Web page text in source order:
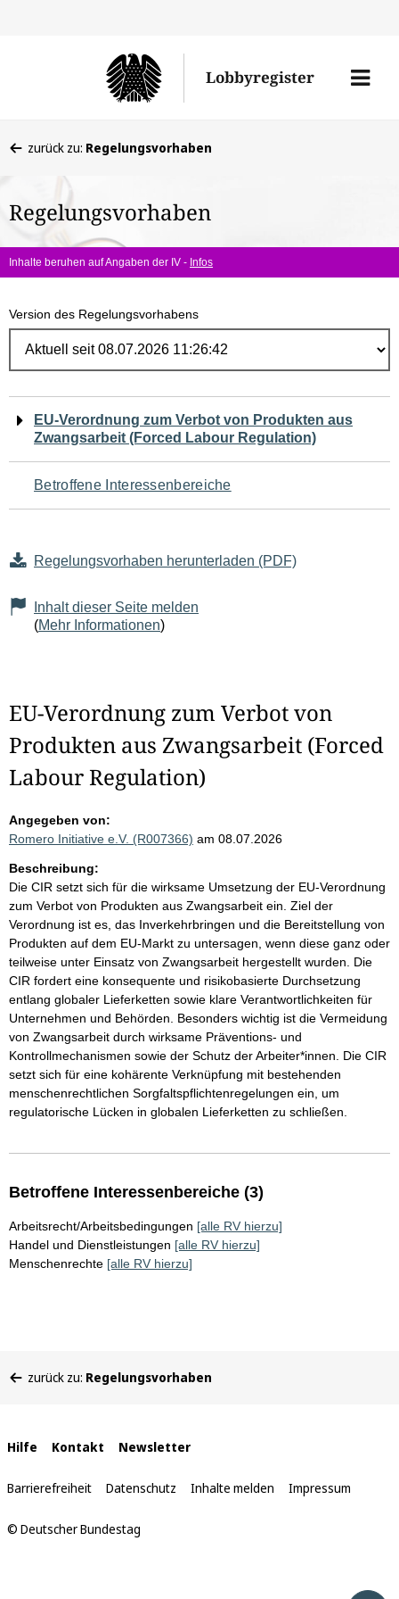
Lobbyregister
Menü
befinden
hier:
zurück zu: Regelungsvorhaben
Regelungsvorhaben
Inhalte beruhen auf Angaben der IV - Infos
Version des Regelungsvorhabens
Navigation
für
den
EU-Verordnung zum Verbot von Produkten aus
Zwangsarbeit (Forced Labour Regulation)
Betroffene Interessenbereiche
Regelungsvorhaben herunterladen (PDF)
Inhalt dieser Seite melden
(Mehr Informationen)
EU-Verordnung zum Verbot von
Produkten aus Zwangsarbeit (Forced
Labour Regulation)
Angegeben von:
Romero Initiative e.V. (R007366) am 08.07.2026
Beschreibung:
Die CIR setzt sich für die wirksame Umsetzung der EU-Verordnung
zum Verbot von Produkten aus Zwangsarbeit ein. Ziel der
Verordnung ist es, das Inverkehrbringen und die Bereitstellung von
Produkten auf dem EU-Markt zu untersagen, wenn diese ganz oder
teilweise unter Einsatz von Zwangsarbeit hergestellt wurden. Die
CIR fordert eine konsequente und risikobasierte Durchsetzung
entlang globaler Lieferketten sowie klare Verantwortlichkeiten für
Unternehmen und Behörden. Besonders wichtig ist die Vermeidung
von Zwangsarbeit durch wirksame Präventions- und
Kontrollmechanismen sowie der Schutz der Arbeiter*innen. Die CIR
setzt sich für eine kohärente Verknüpfung mit bestehenden
menschenrechtlichen Sorgfaltspflichtenregelungen ein, um
regulatorische Lücken in globalen Lieferketten zu schließen.
Betroffene Interessenbereiche (3)
Arbeitsrecht/Arbeitsbedingungen [alle RV hierzu]
Handel und Dienstleistungen [alle RV hierzu]
Menschenrechte [alle RV hierzu]
befinden
zurück zu: Regelungsvorhaben
Interne
Links
Hilfe Kontakt Newsletter
Barrierefreiheit Datenschutz Inhalte melden Impressum
© Deutscher Bundestag